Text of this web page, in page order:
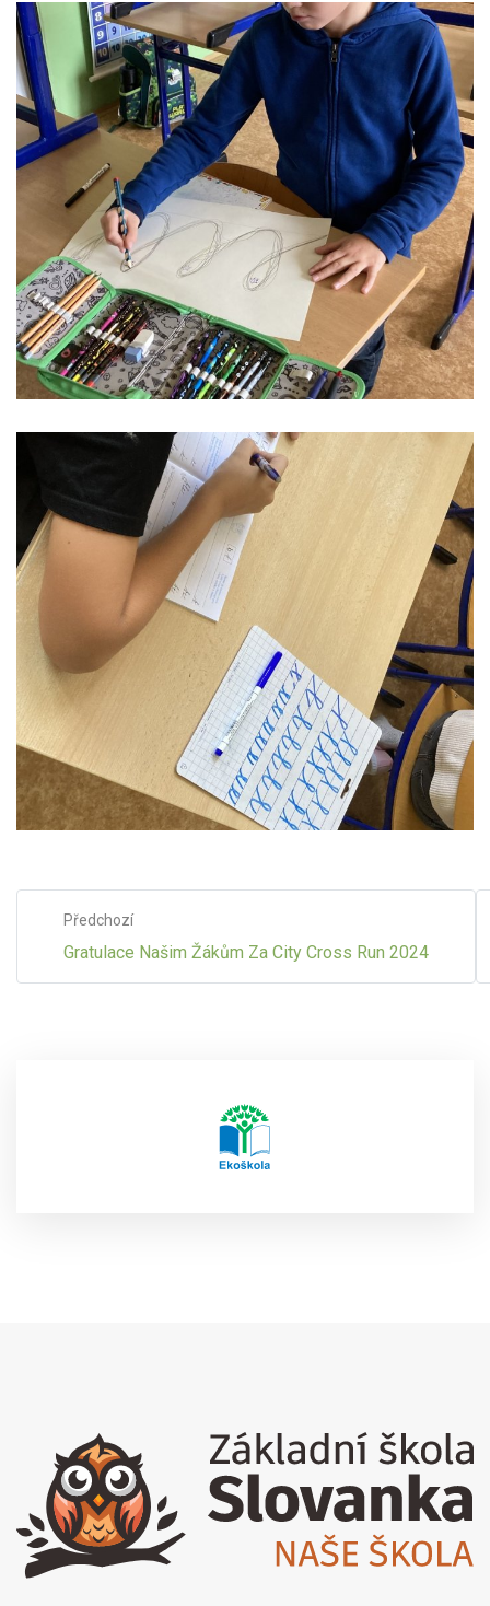
Předchozí
Gratulace Našim Žákům Za City Cross Run 2024